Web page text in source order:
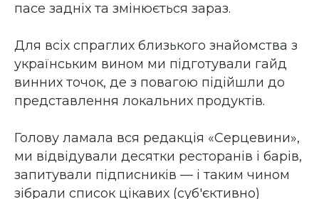
пасе задніх та змінюється зараз.
Для всіх спраглих близького знайомства з
українським вином ми підготували гайд
винних точок, де з повагою підійшли до
представлення локальних продуктів.
Голову ламала вся редакція «Серцевини»,
ми відвідували десятки ресторанів і барів,
запитували підписників — і таким чином
зібрали список цікавих (суб'єктивно)